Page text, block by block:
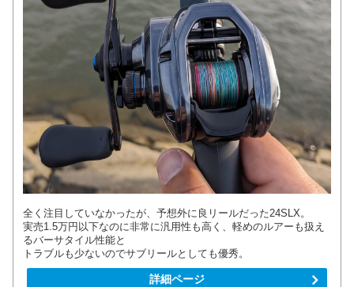
全く注目していなかったが、予想外に良リールだった24SLX。
実売1.5万円以下なのに非常に汎用性も高く、軽めのルアーも扱え
るバーサタイル性能と
トラブルも少ないのでサブリールとしても優秀。
詳細ページ